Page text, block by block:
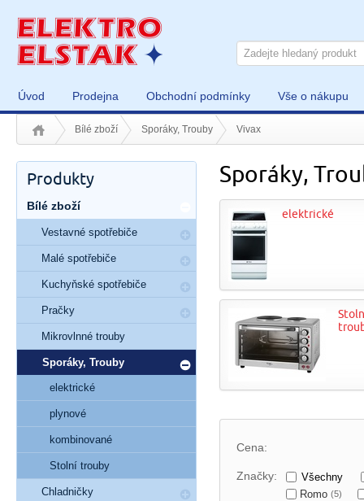
Úvod Prodejna Obchodní podmínky Vše o nákupu
Bílé zboží Sporáky, Trouby Vivax
Sporáky,
elektrické
Cena:
Značky:
Všechny
Romo (5)
Produkty
Bílé zboží
Vestavné spotřebiče
Malé spotřebiče
Kuchyňské spotřebiče
Pračky
Mikrovlnné trouby
Sporáky, Trouby
elektrické
plynové
kombinované
Stolní trouby
Chladničky